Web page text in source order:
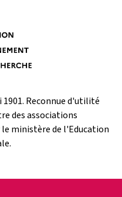
1901. Reconnue d'utilité
des associations
ministère de l'Education